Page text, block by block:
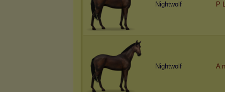
Nightwolf P
Nightwolf A